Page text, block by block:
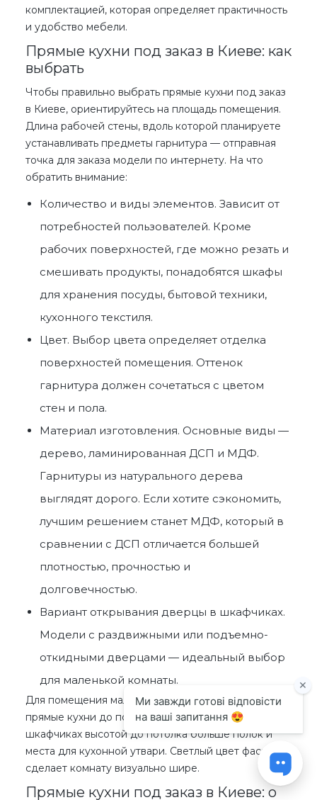
комплектацией, которая определяет практичность
и удобство мебели.
Прямые кухни под заказ в Киеве: как
выбрать
Чтобы правильно выбрать прямые кухни под заказ
в Киеве, ориентируйтесь на площадь помещения.
Длина рабочей стены, вдоль которой планируете
устанавливать предметы гарнитура — отправная
точка для заказа модели по интернету. На что
обратить внимание:
Количество и виды элементов. Зависит от
потребностей пользователей. Кроме
рабочих поверхностей, где можно резать и
смешивать продукты, понадобятся шкафы
для хранения посуды, бытовой техники,
кухонного текстиля.
Цвет. Выбор цвета определяет отделка
поверхностей помещения. Оттенок
гарнитура должен сочетаться с цветом
стен и пола.
Материал изготовления. Основные виды —
дерево, ламинированная ДСП и МДФ.
Гарнитуры из натурального дерева
выглядят дорого. Если хотите сэкономить,
лучшим решением станет МДФ, который в
сравнении с ДСП отличается большей
плотностью, прочностью и
долговечностью.
Вариант открывания дверцы в шкафчиках.
Модели с раздвижными или подъемно-
откидными дверцами — идеальный выбор
для маленькой комнаты.
Для помещения маленькой площади выбирайте
прямые кухни до потолкасветлого оттенка. В
шкафчиках высотой до потолка больше полок и
места для кухонной утвари. Светлый цвет фасадов
сделает комнату визуально шире.
Прямые кухни под заказ в Киеве: о